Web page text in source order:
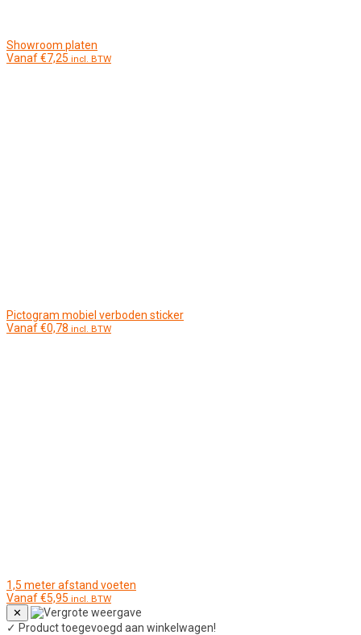
Showroom platen
Vanaf€7,25 incl. BTW
Pictogram mobiel verboden sticker
Vanaf€0,78 incl. BTW
1,5 meter afstand voeten
Vanaf€5,95 incl. BTW
✕
✓ Product toegevoegd aan winkelwagen!